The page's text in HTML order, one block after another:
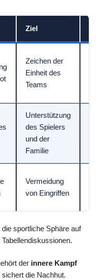
Ziel
Zeichen der
Einheit des
Teams
Unterstützung
des Spielers
und der
Familie
Vermeidung
von Eingriffen
sportliche Sphäre auf
der innere Kampf
die Nachhut.